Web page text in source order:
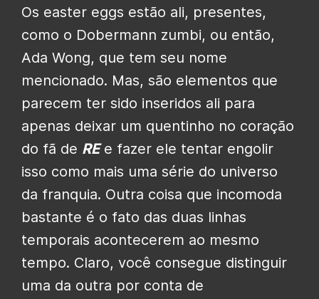
Os easter eggs estão ali, presentes,
como o Dobermann zumbi, ou então,
Ada Wong, que tem seu nome
mencionado. Mas, são elementos que
parecem ter sido inseridos ali para
apenas deixar um quentinho no coração
do fã de REe fazer ele tentar engolir
isso como mais uma série do universo
da franquia. Outra coisa que incomoda
bastante é o fato das duas linhas
temporais acontecerem ao mesmo
tempo. Claro, você consegue distinguir
uma da outra por conta de